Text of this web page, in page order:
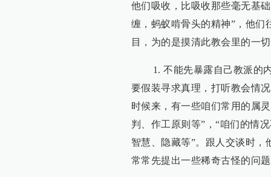
他们吸收，比吸收那些毫无基
缠，蚂蚁啃骨头的精神”，他们
目，为的是摸清此教会里的一
1. 不能先暴露自己教派的内
要假装寻求真理，打听教会情
时候来，有一些咱们常用的属
判、作工原则等”，“咱们的情
智慧、隐藏等”。跟人交谈时
常常先提出一些稀奇古怪的问